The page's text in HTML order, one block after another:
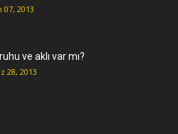
07, 2013
ve aklı var mı?
28, 2013